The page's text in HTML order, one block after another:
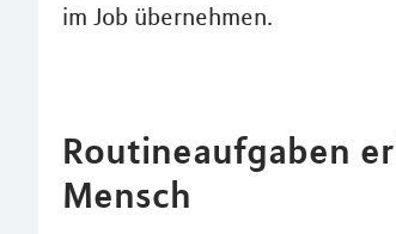
im Job übernehmen.
Routineaufgaben
Mensch